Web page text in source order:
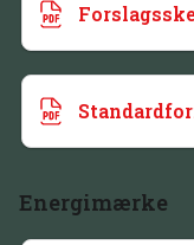
Energimærke